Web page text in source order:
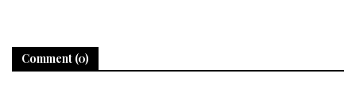
Comment (0)